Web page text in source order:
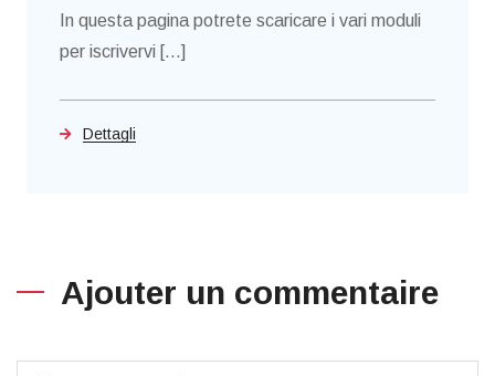
In questa pagina potrete scaricare i vari moduli
per iscrivervi [...]
Dettagli
Ajouter un commentaire